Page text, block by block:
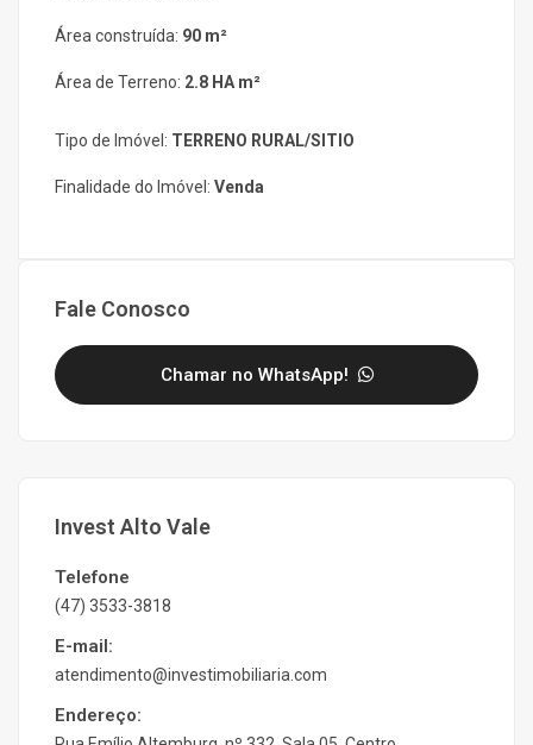
Área construída: 90 m²
Área de Terreno: 2.8 HA m²
Tipo de Imóvel: TERRENO RURAL/SITIO
Finalidade do Imóvel: Venda
Fale Conosco
Chamar no WhatsApp!
Invest Alto Vale
Telefone
(47) 3533-3818
E-mail:
atendimento@investimobiliaria.com
Endereço: